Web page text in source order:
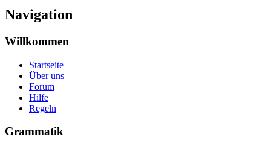
Navigation
Willkommen
Startseite
Über uns
Forum
Hilfe
Regeln
Grammatik